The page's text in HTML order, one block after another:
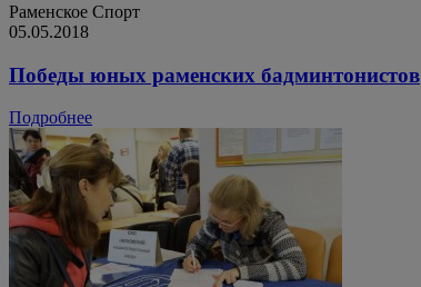
Раменское Спорт
05.05.2018
Победы юных раменских бадминтонистов
Подробнее